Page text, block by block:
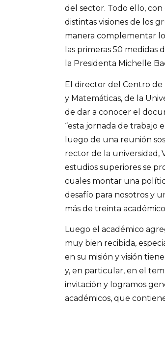
del sector. Todo ello,
distintas visiones de los
manera complementar
las primeras 50 medidas
la Presidenta Michelle
El director del Centro de
y Matemáticas, de la
de dar a conocer el
“esta jornada de trabajo
luego de una reunión
rector de la universidad,
estudios superiores se
cuales montar una
desafío para nosotros y
más de treinta
Luego el académico
muy bien recibida,
en su misión y visión
y, en particular, en el
invitación y logramos
académicos, que